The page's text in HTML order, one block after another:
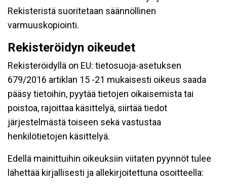
Rekisteristä suoritetaan säännöllinen
varmuuskopiointi.
Rekisteröidyn oikeudet
Rekisteröidyllä on EU: tietosuoja-asetuksen
679/2016 artiklan 15 -21 mukaisesti oikeus saada
pääsy tietoihin, pyytää tietojen oikaisemista tai
poistoa, rajoittaa käsittelyä, siirtää tiedot
järjestelmästä toiseen sekä vastustaa
henkilötietojen käsittelyä.
Edellä mainittuihin oikeuksiin viitaten pyynnöt tulee
lähettää kirjallisesti ja allekirjoitettuna osoitteella: